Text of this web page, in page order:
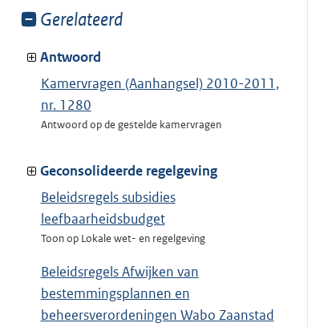
Toon
van:
Gerelateerd
Antwoord
Kamervragen (Aanhangsel) 2010-2011,
nr. 1280
Antwoord op de gestelde kamervragen
Geconsolideerde regelgeving
Beleidsregels subsidies
leefbaarheidsbudget
Toon op Lokale wet- en regelgeving
Beleidsregels Afwijken van
bestemmingsplannen en
beheersverordeningen Wabo Zaanstad